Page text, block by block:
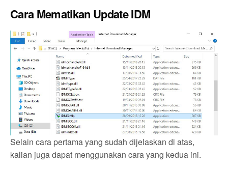
Cara Mematikan Update IDM
Selain cara pertama yang sudah dijelaskan di atas,
kalian juga dapat menggunakan cara yang kedua ini.